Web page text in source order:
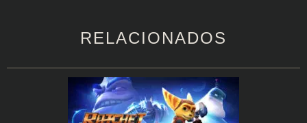
RELACIONADOS